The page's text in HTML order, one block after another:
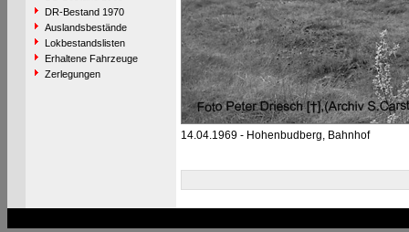
DR-Bestand 1970
Auslandsbestände
Lokbestandslisten
Erhaltene Fahrzeuge
Zerlegungen
14.04.1969 - Hohenbudberg, Bahnhof